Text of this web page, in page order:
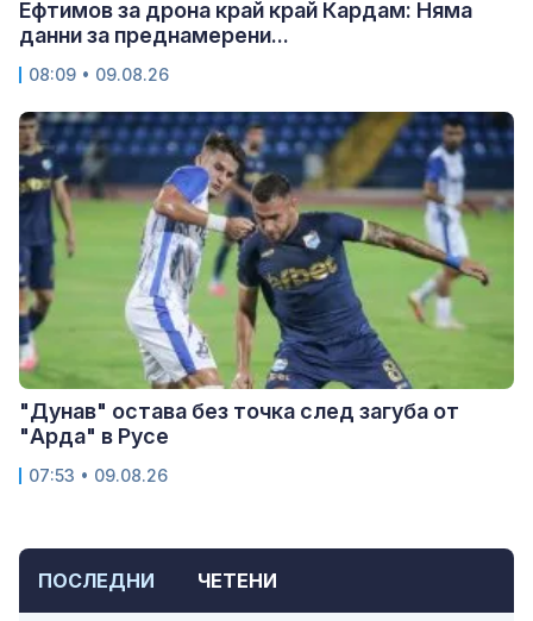
ПОСЛЕДНИ ЧЕТЕНИ
Ефтимов за дрона край край Кардам: Няма
данни за преднамерени...
08:09 • 09.08.26
"Дунав" остава без точка след загуба от
"Арда" в Русе
07:53 • 09.08.26